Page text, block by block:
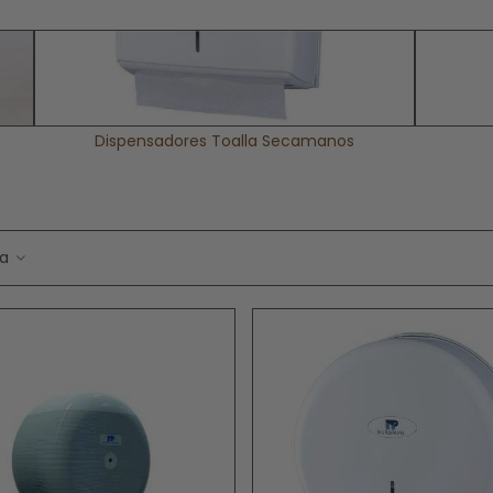
artículo básico, que todos los baños deberían tener, ya
te puede servir para agregar un toque decorativo extra.
Dispensadores Toalla Secamanos
Papel Secamanos